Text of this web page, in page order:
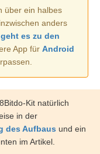
über ein halbes
anders
es zu den
App für Android
Kit natürlich
in der
des Aufbaus und ein
im Artikel.